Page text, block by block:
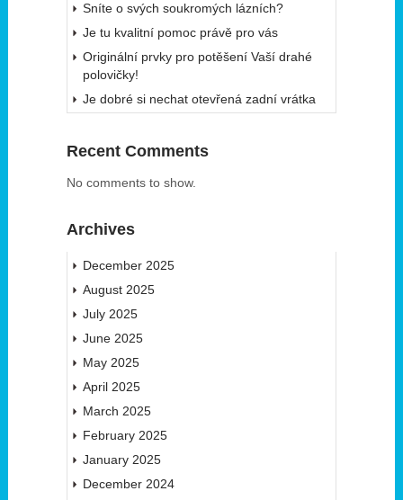
Sníte o svých soukromých lázních?
Je tu kvalitní pomoc právě pro vás
Originální prvky pro potěšení Vaší drahé
polovičky!
Je dobré si nechat otevřená zadní vrátka
Recent Comments
No comments to show.
Archives
December 2025
August 2025
July 2025
June 2025
May 2025
April 2025
March 2025
February 2025
January 2025
December 2024